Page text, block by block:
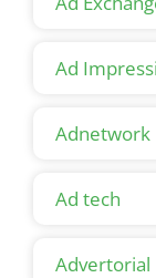
Ad
Adnetwork
Ad tech
Advertorial